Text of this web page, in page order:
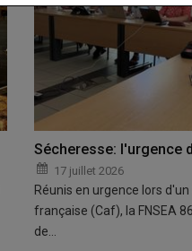
Sécheresse: l'urgence
17 juillet 2026
Réunis en urgence lors
française (Caf), la FNSEA
de…